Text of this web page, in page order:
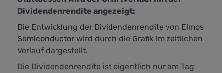
Dividendenrendite angezeigt:
Die Entwicklung der Dividendenrendite von Elmos
Semiconductor wird durch die Grafik im zeitlichen
Verlauf dargestellt.
Die Dividendenrendite ist eigentlich nur am Tag